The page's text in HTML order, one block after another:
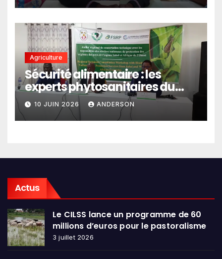
Agriculture
Sécurité alimentaire : les
experts phytosanitaires du
Sahel et d’Afrique de l’Ouest
en conclave à Lomé
10 JUIN 2026 ANDERSON
Actus
Le CILSS lance un programme de 60
millions d’euros pour le pastoralisme
3 juillet 2026